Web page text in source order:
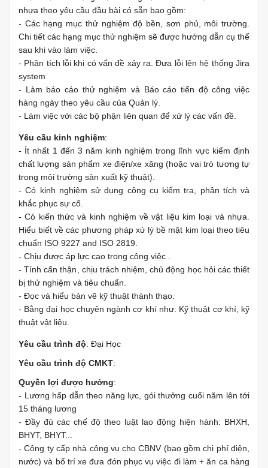
nhựa theo yêu cầu đầu bài có sẵn bao gồm:
- Các hạng mục thử nghiệm độ bền, sơn phủ, môi trường.
Chi tiết các hạng mục thử nghiệm sẽ được hướng dẫn cụ thể
sau khi vào làm việc.
- Phân tích lỗi khi có vấn đề xảy ra. Đưa lỗi lên hệ thống Jira
system
- Làm báo cáo thử nghiệm và Báo cáo tiến độ công việc
hàng ngày theo yêu cầu của Quản lý.
- Làm việc với các bộ phận liên quan để xử lý các vấn đề.
Yêu cầu kinh nghiệm:
- Ít nhất 1 đến 3 năm kinh nghiệm trong lĩnh vực kiểm định
chất lượng sản phẩm xe điện/xe xăng (hoặc vai trò tương tự
trong môi trường sản xuất kỹ thuật).
- Có kinh nghiệm sử dụng công cụ kiểm tra, phân tích và
khắc phục sự cố.
- Có kiến thức và kinh nghiệm về vật liệu kim loại và nhựa.
Hiểu biết về các phương pháp xử lý bề mặt kim loại theo tiêu
chuẩn ISO 9227 and ISO 2819.
- Chịu được áp lực cao trong công việc .
- Tính cẩn thận, chịu trách nhiệm, chủ động học hỏi các thiết
bị thử nghiệm và tiêu chuẩn.
- Đọc và hiểu bản vẽ kỹ thuật thành thạo.
- Bằng đại học chuyên ngành cơ khí như: Kỹ thuật cơ khí, kỹ
thuật vật liệu.
Yêu cầu trình độ: Đại Học
Yêu cầu trình độ CMKT:
Quyền lợi được hưởng:
- Lương hấp dẫn theo năng lực, gói thưởng cuối năm lên tới
15 tháng lương
- Đầy đủ các chế độ theo luật lao động hiện hành: BHXH,
BHYT, BHYT...
- Công ty cấp nhà công vụ cho CBNV (bao gồm chi phí điện,
nước) và bố trí xe đưa đón phục vụ việc đi làm + ăn ca hàng